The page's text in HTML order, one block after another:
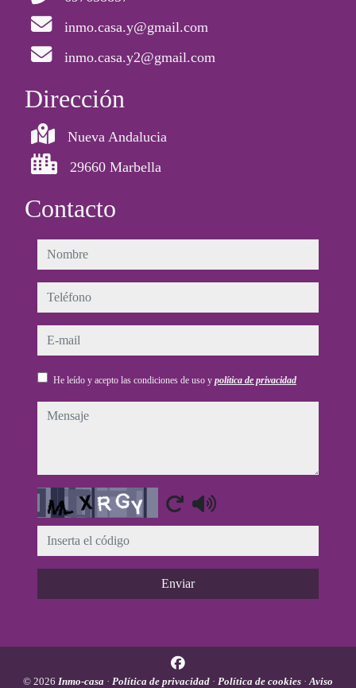
inmo.casa.y@gmail.com
inmo.casa.y2@gmail.com
Dirección
Nueva Andalucia
29660 Marbella
Contacto
nombre
teléfono
e-mail
He leído y acepto las condiciones de uso y política de privacidad
mensaje
Captcha
Enviar
© 2026 Inmo-casa · Política de privacidad · Política de cookies ·Aviso